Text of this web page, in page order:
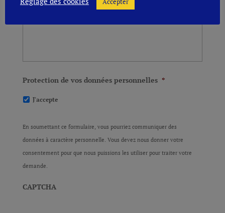
Protection de vos données personnelles *
J'accepte
En soumettant ce formulaire, vous pourriez communiquer des
données à caractère personnelle. Vous devez nous donner votre
consentement pour que nous puissions les utiliser pour traiter votre
demande.
CAPTCHA